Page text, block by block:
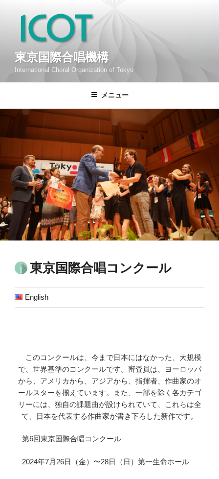
プ
東京国際合唱機構
International Choral Organization of Tokyo
メニュー
東京国際合唱コンクール
English
このコンクールは、今まで日本にはなかった、 大規模
で、世界基準のコンクールです。 審査員は、ヨーロッパ
から、アメリカから、アジアから、指揮者、作曲家のオ
ールスターを揃えています。
また、一部を除く各カテゴ
リーには、独自の課題曲が設けられていて、これらは全
て、日本を代表する作曲家が書き下ろした新作です。
第6回東京国際合唱コンクール
2024年7月26日（金）〜28日（日） 第一生命ホール